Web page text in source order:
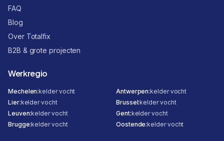
FAQ
Blog
Over Totalfix
B2B & grote projecten
Werkregio
Mechelen:kelder·vocht Antwerpen:kelder·vocht
Lier:kelder·vocht Brussel:kelder·vocht
Leuven:kelder·vocht Gent:kelder·vocht
Brugge:kelder·vocht Oostende:kelder·vocht